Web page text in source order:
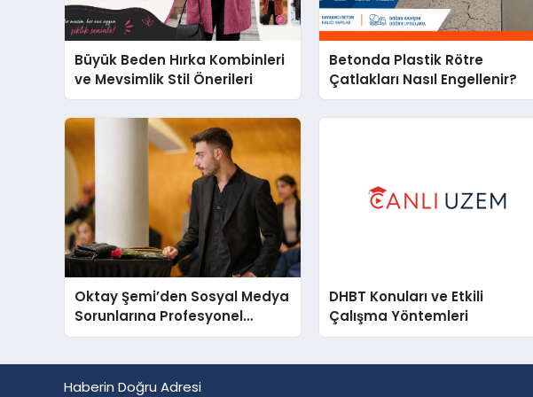
Büyük Beden Hırka Kombinleri
ve Mevsimlik Stil Önerileri
Betonda Plastik Rötre
Çatlakları Nasıl Engellenir?
Oktay Şemi’den Sosyal Medya
Sorunlarına Profesyonel
Müdahale ve Hızlı Çözüm
DHBT Konuları ve Etkili
Çalışma Yöntemleri
Haberin Doğru Adresi